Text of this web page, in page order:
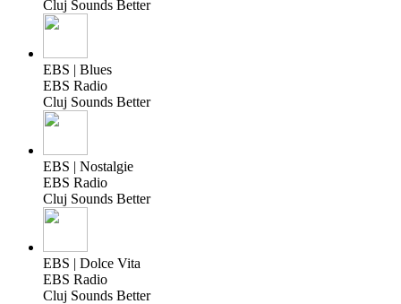
Cluj Sounds Better
EBS | Blues
EBS Radio
Cluj Sounds Better
EBS | Nostalgie
EBS Radio
Cluj Sounds Better
EBS | Dolce Vita
EBS Radio
Cluj Sounds Better